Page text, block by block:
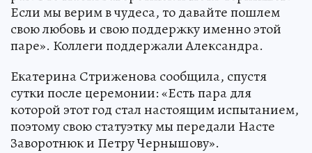
Если мы верим в чудеса, то давайте пошлем
свою любовь и свою поддержку именно этой
паре». Коллеги поддержали Александра.
Екатерина Стриженова сообщила, спустя
сутки после церемонии: «Есть пара для
которой этот год стал настоящим испытанием,
поэтому свою статуэтку мы передали Насте
Заворотнюк и Петру Чернышову».